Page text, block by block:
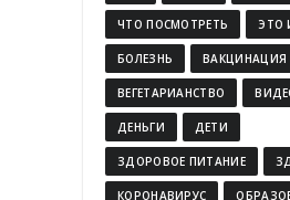
ЧТО ПОСМОТРЕТЬ ЭТО
БОЛЕЗНЬ ВАКЦИНАЦИЯ
ВЕГЕТАРИАНСТВО
ДЕНЬГИ ДЕТИ
ЗДОРОВОЕ ПИТАНИЕ
КОРОНАВИРУС